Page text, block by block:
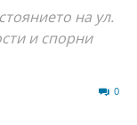
на ул.
и спорни
0